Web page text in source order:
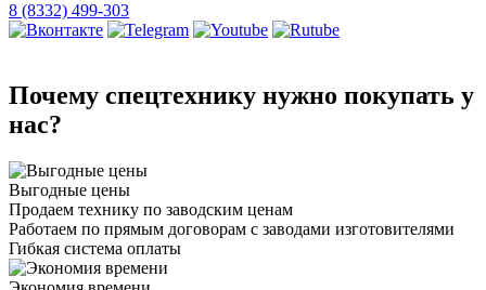
8 (8332) 499-303
Почему спецтехнику нужно покупать у
нас?
Выгодные цены
Продаем технику по заводским ценам
Работаем по прямым договорам с заводами изготовителями
Гибкая система оплаты